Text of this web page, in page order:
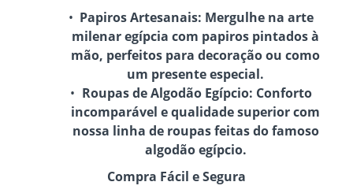
Papiros Artesanais: Mergulhe na arte
milenar egípcia com papiros pintados à
mão, perfeitos para decoração ou como
um presente especial.
Roupas de Algodão Egípcio: Conforto
incomparável e qualidade superior com
nossa linha de roupas feitas do famoso
algodão egípcio.
Compra Fácil e Segura